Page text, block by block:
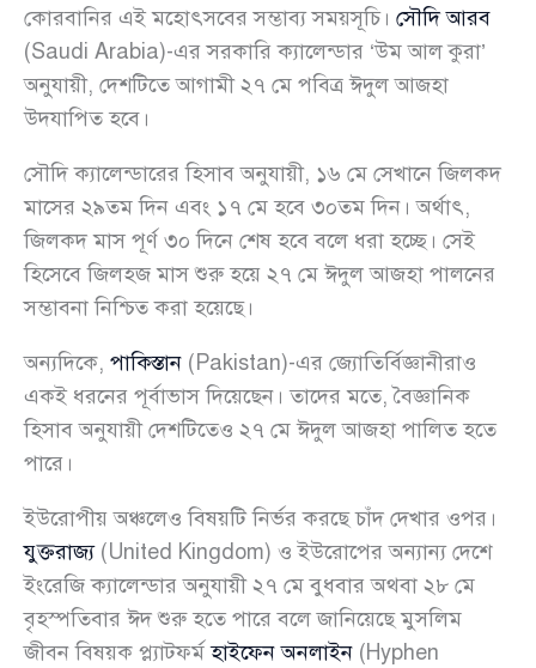
কোরবানির এই মহোৎসবের সম্ভাব্য সময়সূচি। সৌদি আরব
(Saudi Arabia)-এর সরকারি ক্যালেন্ডার ‘উম আল কুরা’
অনুযায়ী, দেশটিতে আগামী ২৭ মে পবিত্র ঈদুল আজহা
উদযাপিত হবে।
সৌদি ক্যালেন্ডারের হিসাব অনুযায়ী, ১৬ মে সেখানে জিলকদ
মাসের ২৯তম দিন এবং ১৭ মে হবে ৩০তম দিন। অর্থাৎ,
জিলকদ মাস পূর্ণ ৩০ দিনে শেষ হবে বলে ধরা হচ্ছে। সেই
হিসেবে জিলহজ মাস শুরু হয়ে ২৭ মে ঈদুল আজহা পালনের
সম্ভাবনা নিশ্চিত করা হয়েছে।
অন্যদিকে, পাকিস্তান (Pakistan)-এর জ্যোতির্বিজ্ঞানীরাও
একই ধরনের পূর্বাভাস দিয়েছেন। তাদের মতে, বৈজ্ঞানিক
হিসাব অনুযায়ী দেশটিতেও ২৭ মে ঈদুল আজহা পালিত হতে
পারে।
ইউরোপীয় অঞ্চলেও বিষয়টি নির্ভর করছে চাঁদ দেখার ওপর।
যুক্তরাজ্য(United Kingdom) ও ইউরোপের অন্যান্য দেশে
ইংরেজি ক্যালেন্ডার অনুযায়ী ২৭ মে বুধবার অথবা ২৮ মে
বৃহস্পতিবার ঈদ শুরু হতে পারে বলে জানিয়েছে মুসলিম
জীবন বিষয়ক প্ল্যাটফর্মহাইফেন অনলাইন (Hyphen